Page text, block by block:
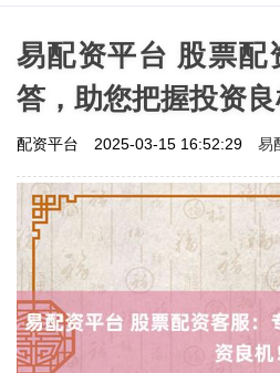
易配资平台 股票配
答，助您把握投资良
配资平台 2025-03-15 16:52:29 易